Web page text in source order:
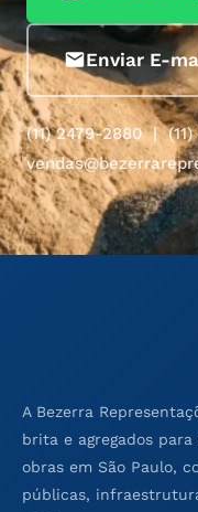
Enviar E-
(11) 2479-2880 |
A Bezerra
brita e agregados
obras em São Paulo,
públicas,